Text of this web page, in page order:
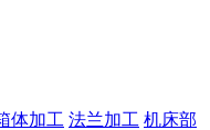
体加工 法兰加工 机床部